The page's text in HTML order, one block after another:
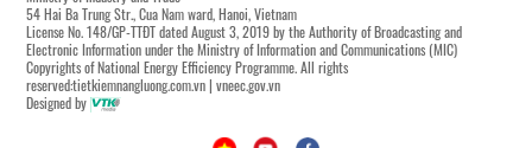
54 Hai Ba Trung Str., Cua Nam ward, Hanoi, Vietnam
License No. 148/GP-TTĐT dated August 3, 2019 by the Authority of Broadcasting and
Electronic Information under the Ministry of Information and Communications (MIC)
Copyrights of National Energy Efficiency Programme. All rights
reserved:tietkiemnangluong.com.vn | vneec.gov.vn
Designed by